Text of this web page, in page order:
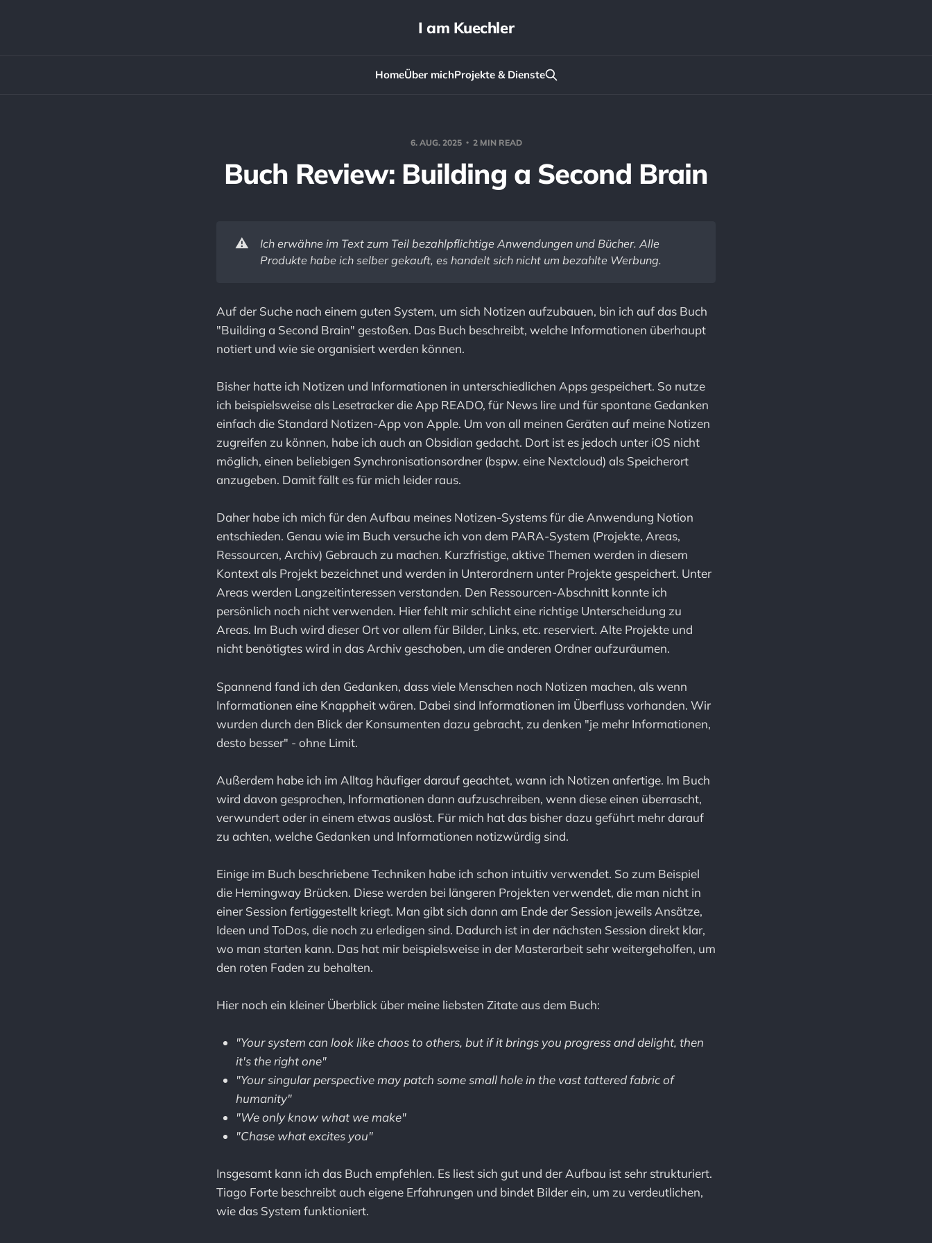
I am Kuechler
HomeÜber michProjekte & Dienste
6. AUG. 2025 2 MIN READ
Buch Review: Building a Second Brain
⚠️
Ich erwähne im Text zum Teil bezahlpflichtige Anwendungen und Bücher. Alle
Produkte habe ich selber gekauft, es handelt sich nicht um bezahlte Werbung.
Auf der Suche nach einem guten System, um sich Notizen aufzubauen, bin ich auf das Buch
"Building a Second Brain" gestoßen. Das Buch beschreibt, welche Informationen überhaupt
notiert und wie sie organisiert werden können.
Bisher hatte ich Notizen und Informationen in unterschiedlichen Apps gespeichert. So nutze
ich beispielsweise als Lesetracker die App READO, für News lire und für spontane Gedanken
einfach die Standard Notizen-App von Apple. Um von all meinen Geräten auf meine Notizen
zugreifen zu können, habe ich auch an Obsidian gedacht. Dort ist es jedoch unter iOS nicht
möglich, einen beliebigen Synchronisationsordner (bspw. eine Nextcloud) als Speicherort
anzugeben. Damit fällt es für mich leider raus.
Daher habe ich mich für den Aufbau meines Notizen-Systems für die Anwendung Notion
entschieden. Genau wie im Buch versuche ich von dem PARA-System (Projekte, Areas,
Ressourcen, Archiv) Gebrauch zu machen. Kurzfristige, aktive Themen werden in diesem
Kontext als Projekt bezeichnet und werden in Unterordnern unter Projekte gespeichert. Unter
Areas werden Langzeitinteressen verstanden. Den Ressourcen-Abschnitt konnte ich
persönlich noch nicht verwenden. Hier fehlt mir schlicht eine richtige Unterscheidung zu
Areas. Im Buch wird dieser Ort vor allem für Bilder, Links, etc. reserviert. Alte Projekte und
nicht benötigtes wird in das Archiv geschoben, um die anderen Ordner aufzuräumen.
Spannend fand ich den Gedanken, dass viele Menschen noch Notizen machen, als wenn
Informationen eine Knappheit wären. Dabei sind Informationen im Überfluss vorhanden. Wir
wurden durch den Blick der Konsumenten dazu gebracht, zu denken "je mehr Informationen,
desto besser" - ohne Limit.
Außerdem habe ich im Alltag häufiger darauf geachtet, wann ich Notizen anfertige. Im Buch
wird davon gesprochen, Informationen dann aufzuschreiben, wenn diese einen überrascht,
verwundert oder in einem etwas auslöst. Für mich hat das bisher dazu geführt mehr darauf
zu achten, welche Gedanken und Informationen notizwürdig sind.
Einige im Buch beschriebene Techniken habe ich schon intuitiv verwendet. So zum Beispiel
die Hemingway Brücken. Diese werden bei längeren Projekten verwendet, die man nicht in
einer Session fertiggestellt kriegt. Man gibt sich dann am Ende der Session jeweils Ansätze,
Ideen und ToDos, die noch zu erledigen sind. Dadurch ist in der nächsten Session direkt klar,
wo man starten kann. Das hat mir beispielsweise in der Masterarbeit sehr weitergeholfen, um
den roten Faden zu behalten.
Hier noch ein kleiner Überblick über meine liebsten Zitate aus dem Buch:
"Your system can look like chaos to others, but if it brings you progress and delight, then
it's the right one"
"Your singular perspective may patch some small hole in the vast tattered fabric of
humanity"
"We only know what we make"
"Chase what excites you"
Insgesamt kann ich das Buch empfehlen. Es liest sich gut und der Aufbau ist sehr strukturiert.
Tiago Forte beschreibt auch eigene Erfahrungen und bindet Bilder ein, um zu verdeutlichen,
wie das System funktioniert.